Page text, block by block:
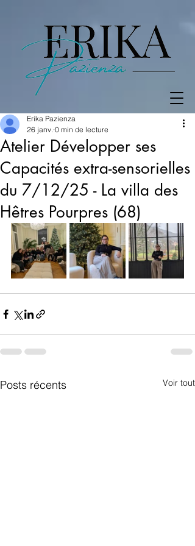
Atelier Développer ses
Capacités extra-sensorielles
du 7/12/25 - La villa des
Hêtres Pourpres (68)
Erika Pazienza
26 janv. 0 min de lecture
Posts récents Voir tout